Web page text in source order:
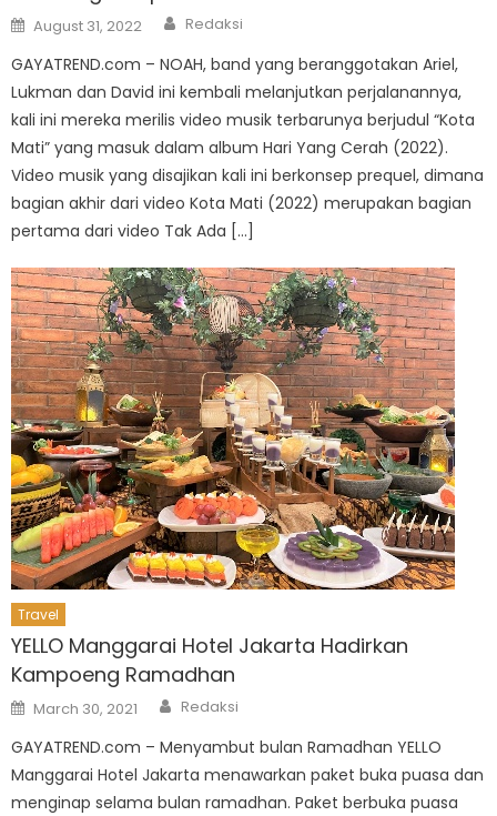
Posted
on
August 31, 2022 Author
Redaksi
GAYATREND.com – NOAH, band yang beranggotakan Ariel,
Lukman dan David ini kembali melanjutkan perjalanannya,
kali ini mereka merilis video musik terbarunya berjudul “Kota
Mati” yang masuk dalam album Hari Yang Cerah (2022).
Video musik yang disajikan kali ini berkonsep prequel, dimana
bagian akhir dari video Kota Mati (2022) merupakan bagian
pertama dari video Tak Ada […]
Travel
YELLO Manggarai Hotel Jakarta Hadirkan
Kampoeng Ramadhan
Posted
on
March 30, 2021 Author
Redaksi
GAYATREND.com – Menyambut bulan Ramadhan YELLO
Manggarai Hotel Jakarta menawarkan paket buka puasa dan
menginap selama bulan ramadhan. Paket berbuka puasa